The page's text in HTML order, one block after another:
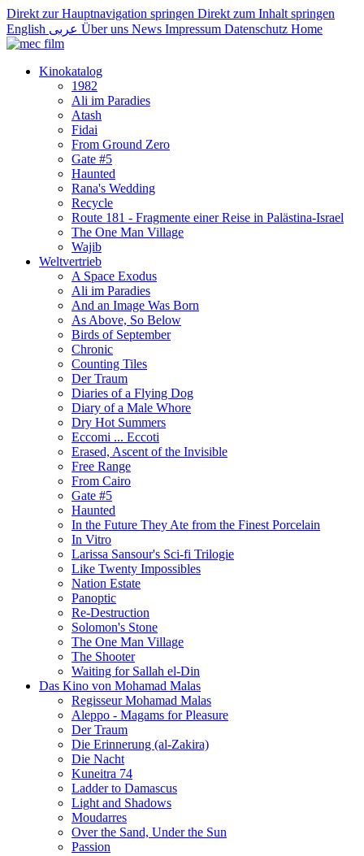
Direkt zur Hauptnavigation springen Direkt zum Inhalt springen
English
Über uns News Impressum Datenschutz Home
Kinokatalog
1982
Ali im Paradies
Atash
Fidai
From Ground Zero
Gate #5
Haunted
Rana's Wedding
Recycle
Route 181 - Fragmente einer Reise in Palästina-Israel
The One Man Village
Wajib
Weltvertrieb
A Space Exodus
Ali im Paradies
And an Image Was Born
As Above, So Below
Birds of September
Chronic
Counting Tiles
Der Traum
Diaries of a Flying Dog
Diary of a Male Whore
Dry Hot Summers
Eccomi ... Eccoti
Erased, Ascent of the Invisible
Free Range
From Cairo
Gate #5
Haunted
In the Future They Ate from the Finest Porcelain
In Vitro
Larissa Sansour's Sci-fi Trilogie
Like Twenty Impossibles
Nation Estate
Panoptic
Re-Destruction
Solomon's Stone
The One Man Village
The Shooter
Waiting for Sallah el-Din
Das Kino von Mohamad Malas
Regisseur Mohamad Malas
Aleppo - Magams for Pleasure
Der Traum
Die Erinnerung (al-Zakira)
Die Nacht
Kuneitra 74
Ladder to Damascus
Light and Shadows
Moudarres
Over the Sand, Under the Sun
Passion